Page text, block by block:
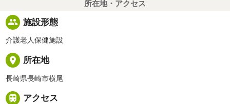
所在地・アクセス
people 施設形態
介護老人保健施設
place 所在地
長崎県長崎市横尾
 アクセス